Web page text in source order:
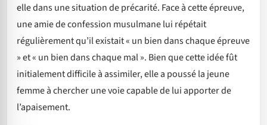
elle dans une situation de précarité. Face à cette épreuve,
une amie de confession musulmane lui répétait
régulièrement qu’il existait « un bien dans chaque épreuve
» et « un bien dans chaque mal ». Bien que cette idée fût
initialement difficile à assimiler, elle a poussé la jeune
femme à chercher une voie capable de lui apporter de
l’apaisement.